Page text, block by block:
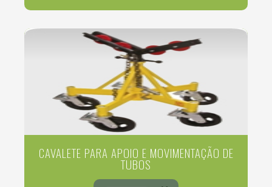
CAVALETE PARA APOIO E MOVIMENTAÇÃO DE
TUBOS